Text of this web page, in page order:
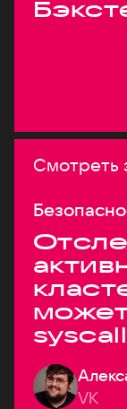
Смотреть
VK